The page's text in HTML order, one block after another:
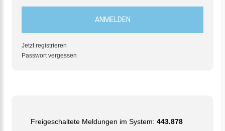
Jetzt registrieren
Passwort vergessen
Freigeschaltete Meldungen im System: 443.878